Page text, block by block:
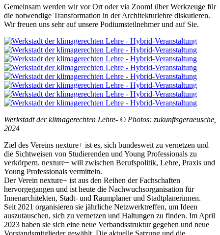
Gemeinsam werden wir vor Ort oder via Zoom! über Werkzeuge für
die notwendige Transformation in der Architekturlehre diskutieren.
Wir freuen uns sehr auf unsere Podiumsteilnehmer und auf Sie.
Werkstadt der klimagerechten Lehre- © Photos: zukunftsgeraeusche,
2024
Ziel des Vereins nexture+ ist es, sich bundesweit zu vernetzen und
die Sichtweisen von Studierenden und Young Professionals zu
verkörpern. nexture+ will zwischen Berufspolitik, Lehre, Praxis und
Young Professionals vermitteln.
Der Verein nexture+ ist aus den Reihen der Fachschaften
hervorgegangen und ist heute die Nachwuchsorganisation für
Innenarchitekten, Stadt- und Raumplaner und Stadtplanerinnen.
Seit 2021 organisieren sie jährliche Netzwerktreffen, um Ideen
auszutauschen, sich zu vernetzen und Haltungen zu finden. Im April
2023 haben sie sich eine neue Verbandsstruktur gegeben und neue
Vorstandsmitglieder gewählt. Die aktuelle Satzung und die